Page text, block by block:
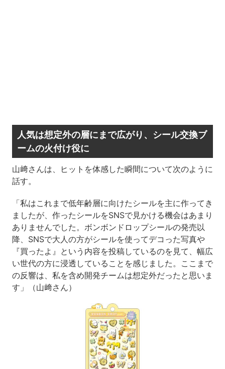
人気は想定外の層にまで広がり、シール交換ブ
ームの火付け役に
山﨑さんは、ヒットを体感した瞬間について次のように
話す。
「私はこれまで低年齢層に向けたシールを主に作ってき
ましたが、作ったシールをSNSで見かける機会はあまり
ありませんでした。ボンボンドロップシールの発売以
降、SNSで大人の方がシールを使ってデコった写真や
『買ったよ』という内容を投稿しているのを見て、幅広
い世代の方に浸透していることを感じました。ここまで
の反響は、私を含め開発チームは想定外だったと思いま
す」（山﨑さん）